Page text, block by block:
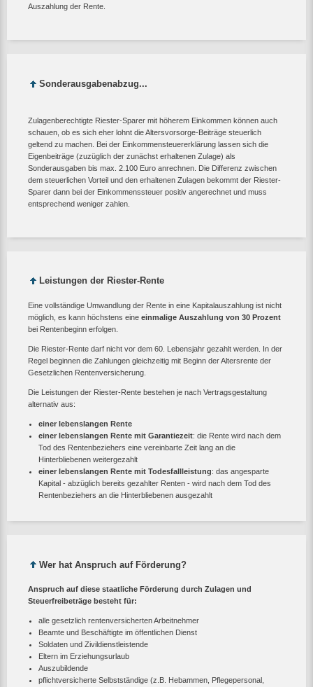
Auszahlung der Rente.
Sonderausgabenabzug...
Zulagenberechtigte Riester-Sparer mit höherem Einkommen können auch
schauen, ob es sich eher lohnt die Altersvorsorge-Beiträge steuerlich
geltend zu machen. Bei der Einkommensteuererklärung lassen sich die
Eigenbeiträge (zuzüglich der zunächst erhaltenen Zulage) als
Sonderausgaben bis max. 2.100 Euro anrechnen. Die Differenz zwischen
dem steuerlichen Vorteil und den erhaltenen Zulagen bekommt der Riester-
Sparer dann bei der Einkommenssteuer positiv angerechnet und muss
entsprechend weniger zahlen.
Leistungen der Riester-Rente
Eine vollständige Umwandlung der Rente in eine Kapitalauszahlung ist nicht
möglich, es kann höchstens eine einmalige Auszahlung von 30 Prozent
bei Rentenbeginn erfolgen.
Die Riester-Rente darf nicht vor dem 60. Lebensjahr gezahlt werden. In der
Regel beginnen die Zahlungen gleichzeitig mit Beginn der Altersrente der
Gesetzlichen Rentenversicherung.
Die Leistungen der Riester-Rente bestehen je nach Vertragsgestaltung
alternativ aus:
einer lebenslangen Rente
einer lebenslangen Rente mit Garantiezeit: die Rente wird nach dem
Tod des Rentenbeziehers eine vereinbarte Zeit lang an die
Hinterbliebenen weitergezahlt
einer lebenslangen Rente mit Todesfallleistung: das angesparte
Kapital - abzüglich bereits gezahlter Renten - wird nach dem Tod des
Rentenbeziehers an die Hinterbliebenen ausgezahlt
Wer hat Anspruch auf Förderung?
Anspruch auf diese staatliche Förderung durch Zulagen und
Steuerfreibeträge besteht für:
alle gesetzlich rentenversicherten Arbeitnehmer
Beamte und Beschäftigte im öffentlichen Dienst
Soldaten und Zivildienstleistende
Eltern im Erziehungsurlaub
Auszubildende
pflichtversicherte Selbstständige (z.B. Hebammen, Pflegepersonal,